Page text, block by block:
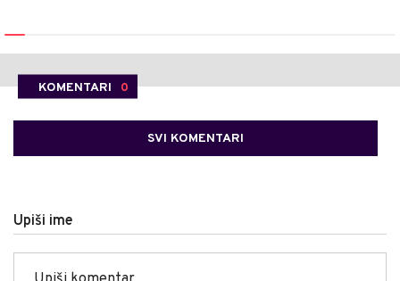
KOMENTARI 0
SVI KOMENTARI
Upiši ime